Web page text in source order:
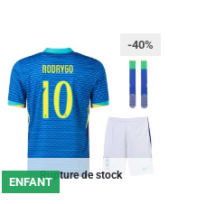
Rupture de stock
-40%
ENFANT